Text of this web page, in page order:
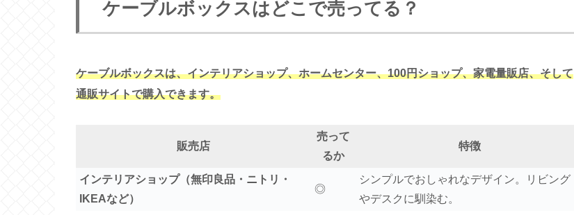
ケーブルボックスはどこで売ってる？
ケーブルボックスは、インテリアショップ、ホームセンター、100円ショップ、家電量販店、そして
通販サイトで購入できます。
販売店
売って
るか
特徴
インテリアショップ（無印良品・ニトリ・
IKEAなど）
◎
シンプルでおしゃれなデザイン。リビング
やデスクに馴染む。